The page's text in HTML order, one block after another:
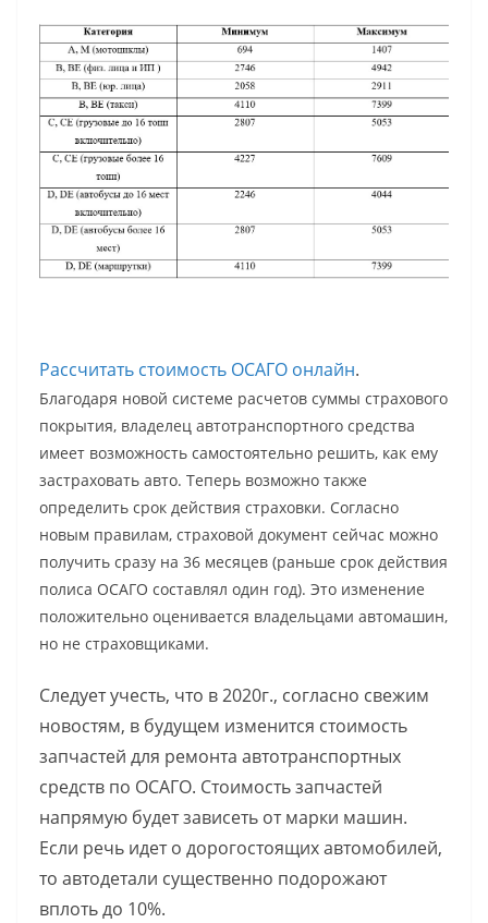
Рассчитать стоимость ОСАГО онлайн.
Благодаря новой системе расчетов суммы страхового
покрытия, владелец автотранспортного средства
имеет возможность самостоятельно решить, как ему
застраховать авто. Теперь возможно также
определить срок действия страховки. Согласно
новым правилам, страховой документ сейчас можно
получить сразу на 36 месяцев (раньше срок действия
полиса ОСАГО составлял один год). Это изменение
положительно оценивается владельцами автомашин,
но не страховщиками.
Следует учесть, что в 2020г., согласно свежим
новостям, в будущем изменится стоимость
запчастей для ремонта автотранспортных
средств по ОСАГО. Стоимость запчастей
напрямую будет зависеть от марки машин.
Если речь идет о дорогостоящих автомобилей,
то автодетали существенно подорожают
вплоть до 10%.